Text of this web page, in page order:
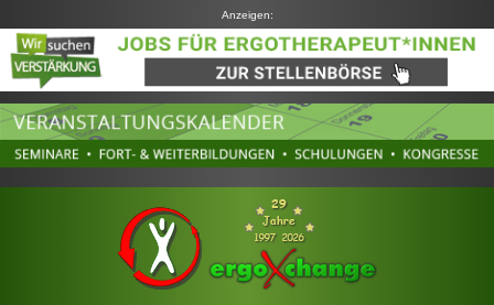
Anzeigen: